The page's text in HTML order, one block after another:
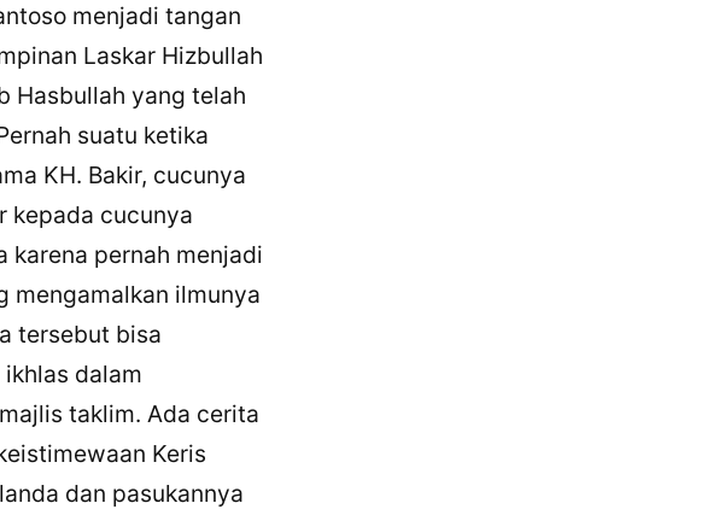
menjadi tangan
Laskar Hizbullah
Hasbullah yang telah
suatu ketika
KH. Bakir, cucunya
kepada cucunya
karena pernah menjadi
mengamalkan ilmunya
tersebut bisa
dalam
taklim. Ada cerita
Keris
dan pasukannya